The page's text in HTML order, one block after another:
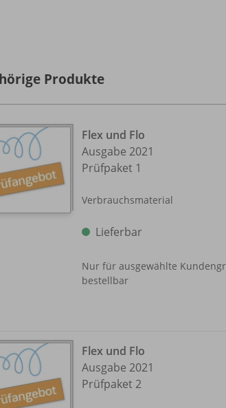
Produkte
Flex und Flo
Ausgabe 2021
Prüfpaket 1
Verbrauchsmaterial
Lieferbar
Nur für ausgewählte
bestellbar
Flex und Flo
Ausgabe 2021
Prüfpaket 2